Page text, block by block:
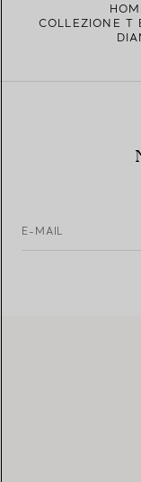
COLLEZIONE T
E-MAIL